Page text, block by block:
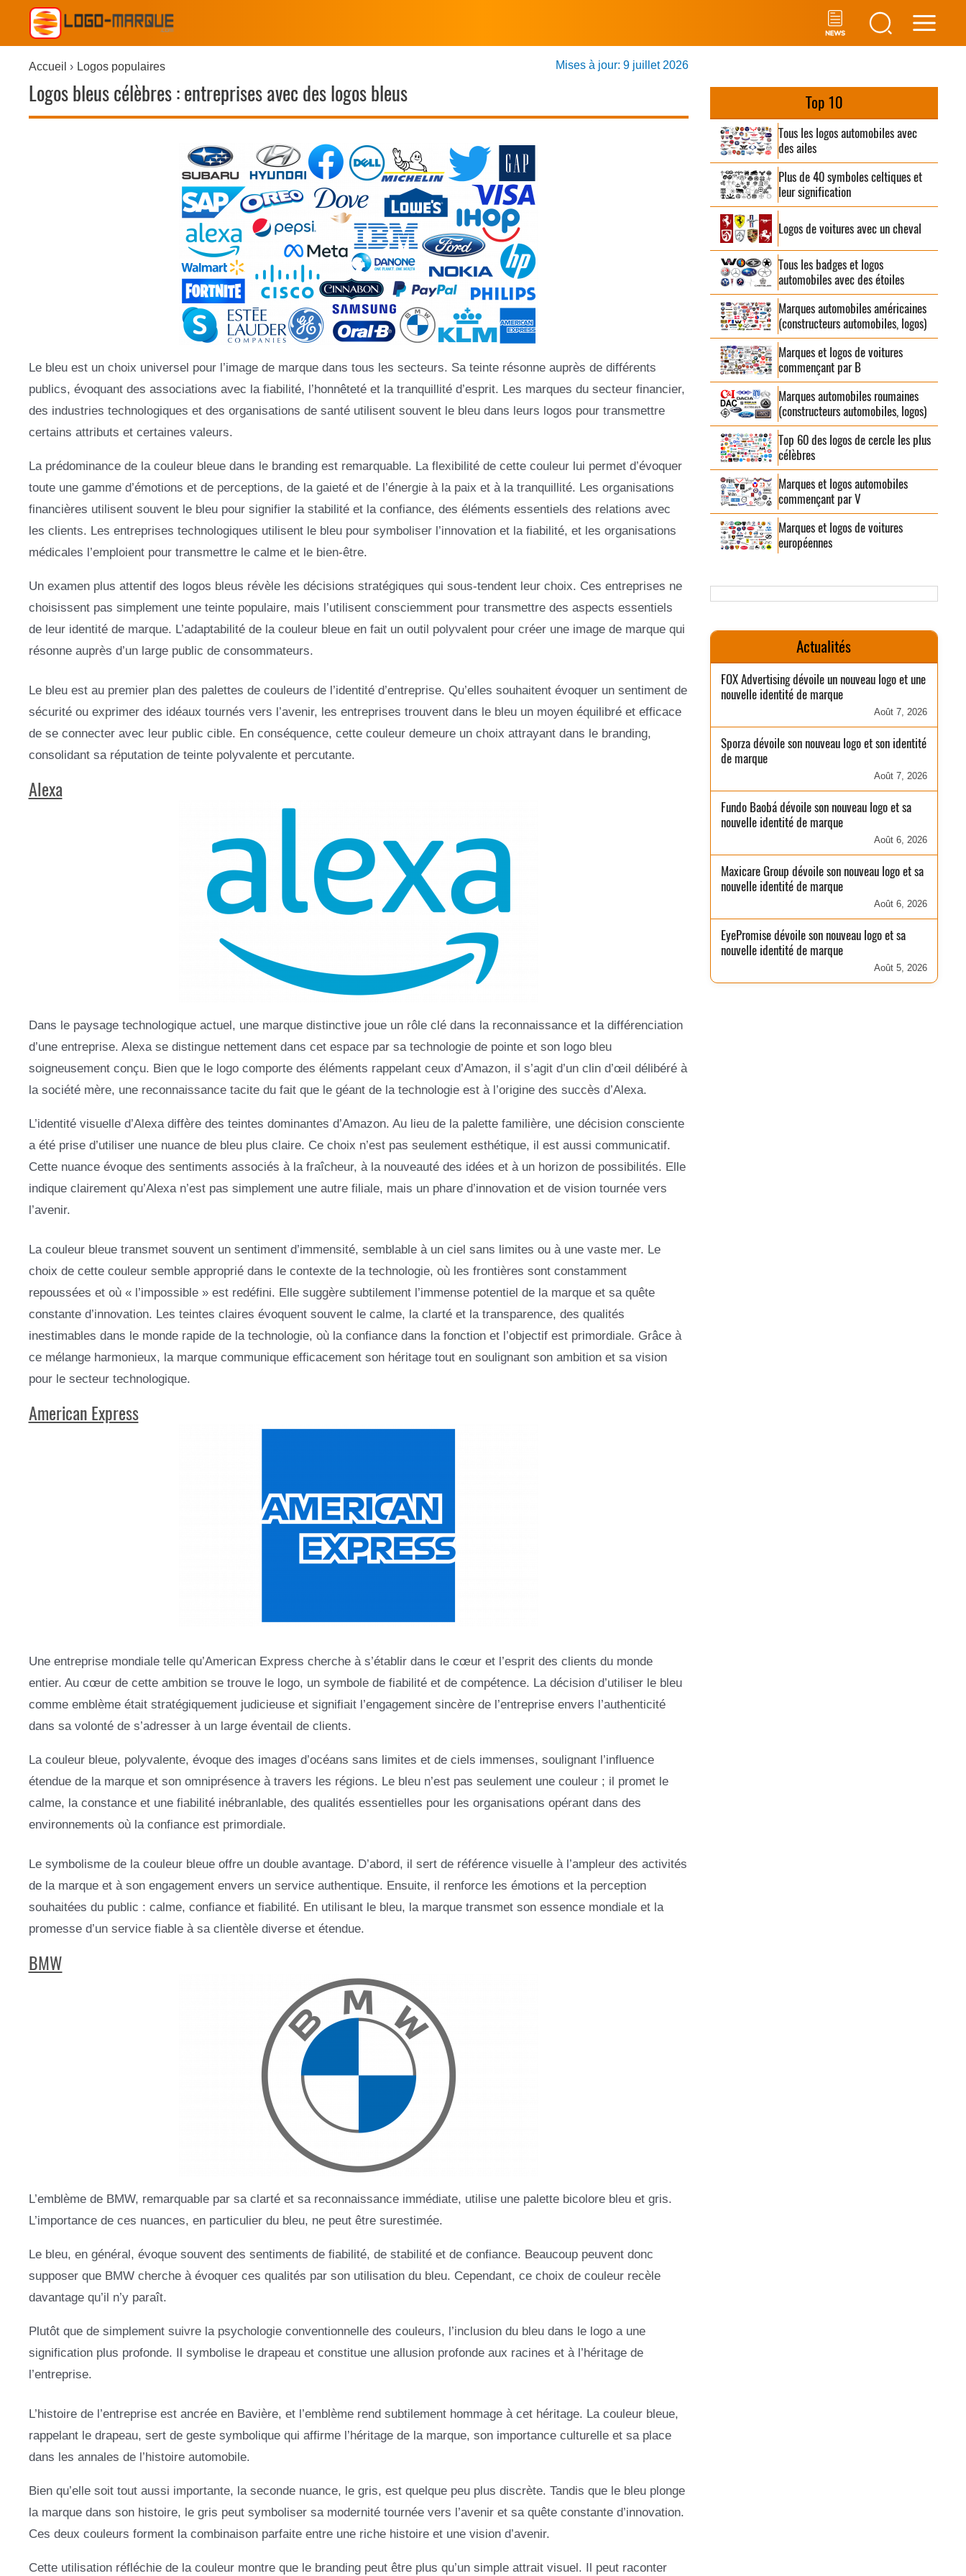
Accueil Logos populaires
Logos bleus célèbres : entreprises avec des logos bleus
Mises à jour: 9 juillet 2026
Le bleu est un choix universel pour l’image de marque dans tous les secteurs. Sa teinte résonne auprès de différents
publics, évoquant des associations avec la fiabilité, l’honnêteté et la tranquillité d’esprit. Les marques du secteur financier,
des industries technologiques et des organisations de santé utilisent souvent le bleu dans leurs logos pour transmettre
certains attributs et certaines valeurs.
La prédominance de la couleur bleue dans le branding est remarquable. La flexibilité de cette couleur lui permet d’évoquer
toute une gamme d’émotions et de perceptions, de la gaieté et de l’énergie à la paix et à la tranquillité. Les organisations
financières utilisent souvent le bleu pour signifier la stabilité et la confiance, des éléments essentiels des relations avec
les clients. Les entreprises technologiques utilisent le bleu pour symboliser l’innovation et la fiabilité, et les organisations
médicales l’emploient pour transmettre le calme et le bien-être.
Un examen plus attentif des logos bleus révèle les décisions stratégiques qui sous-tendent leur choix. Ces entreprises ne
choisissent pas simplement une teinte populaire, mais l’utilisent consciemment pour transmettre des aspects essentiels
de leur identité de marque. L’adaptabilité de la couleur bleue en fait un outil polyvalent pour créer une image de marque qui
résonne auprès d’un large public de consommateurs.
Le bleu est au premier plan des palettes de couleurs de l’identité d’entreprise. Qu’elles souhaitent évoquer un sentiment de
sécurité ou exprimer des idéaux tournés vers l’avenir, les entreprises trouvent dans le bleu un moyen équilibré et efficace
de se connecter avec leur public cible. En conséquence, cette couleur demeure un choix attrayant dans le branding,
consolidant sa réputation de teinte polyvalente et percutante.
Alexa
Dans le paysage technologique actuel, une marque distinctive joue un rôle clé dans la reconnaissance et la différenciation
d’une entreprise. Alexa se distingue nettement dans cet espace par sa technologie de pointe et son logo bleu
soigneusement conçu. Bien que le logo comporte des éléments rappelant ceux d’Amazon, il s’agit d’un clin d’œil délibéré à
la société mère, une reconnaissance tacite du fait que le géant de la technologie est à l’origine des succès d’Alexa.
L’identité visuelle d’Alexa diffère des teintes dominantes d’Amazon. Au lieu de la palette familière, une décision consciente
a été prise d’utiliser une nuance de bleu plus claire. Ce choix n’est pas seulement esthétique, il est aussi communicatif.
Cette nuance évoque des sentiments associés à la fraîcheur, à la nouveauté des idées et à un horizon de possibilités. Elle
indique clairement qu’Alexa n’est pas simplement une autre filiale, mais un phare d’innovation et de vision tournée vers
l’avenir.
La couleur bleue transmet souvent un sentiment d’immensité, semblable à un ciel sans limites ou à une vaste mer. Le
choix de cette couleur semble approprié dans le contexte de la technologie, où les frontières sont constamment
repoussées et où « l’impossible » est redéfini. Elle suggère subtilement l’immense potentiel de la marque et sa quête
constante d’innovation. Les teintes claires évoquent souvent le calme, la clarté et la transparence, des qualités
inestimables dans le monde rapide de la technologie, où la confiance dans la fonction et l’objectif est primordiale. Grâce à
ce mélange harmonieux, la marque communique efficacement son héritage tout en soulignant son ambition et sa vision
pour le secteur technologique.
American Express
Une entreprise mondiale telle qu’American Express cherche à s’établir dans le cœur et l’esprit des clients du monde
entier. Au cœur de cette ambition se trouve le logo, un symbole de fiabilité et de compétence. La décision d’utiliser le bleu
comme emblème était stratégiquement judicieuse et signifiait l’engagement sincère de l’entreprise envers l’authenticité
dans sa volonté de s’adresser à un large éventail de clients.
La couleur bleue, polyvalente, évoque des images d’océans sans limites et de ciels immenses, soulignant l’influence
étendue de la marque et son omniprésence à travers les régions. Le bleu n’est pas seulement une couleur ; il promet le
calme, la constance et une fiabilité inébranlable, des qualités essentielles pour les organisations opérant dans des
environnements où la confiance est primordiale.
Le symbolisme de la couleur bleue offre un double avantage. D’abord, il sert de référence visuelle à l’ampleur des activités
de la marque et à son engagement envers un service authentique. Ensuite, il renforce les émotions et la perception
souhaitées du public : calme, confiance et fiabilité. En utilisant le bleu, la marque transmet son essence mondiale et la
promesse d’un service fiable à sa clientèle diverse et étendue.
BMW
L’emblème de BMW, remarquable par sa clarté et sa reconnaissance immédiate, utilise une palette bicolore bleu et gris.
L’importance de ces nuances, en particulier du bleu, ne peut être surestimée.
Le bleu, en général, évoque souvent des sentiments de fiabilité, de stabilité et de confiance. Beaucoup peuvent donc
supposer que BMW cherche à évoquer ces qualités par son utilisation du bleu. Cependant, ce choix de couleur recèle
davantage qu’il n’y paraît.
Plutôt que de simplement suivre la psychologie conventionnelle des couleurs, l’inclusion du bleu dans le logo a une
signification plus profonde. Il symbolise le drapeau et constitue une allusion profonde aux racines et à l’héritage de
l’entreprise.
L’histoire de l’entreprise est ancrée en Bavière, et l’emblème rend subtilement hommage à cet héritage. La couleur bleue,
rappelant le drapeau, sert de geste symbolique qui affirme l’héritage de la marque, son importance culturelle et sa place
dans les annales de l’histoire automobile.
Bien qu’elle soit tout aussi importante, la seconde nuance, le gris, est quelque peu plus discrète. Tandis que le bleu plonge
la marque dans son histoire, le gris peut symboliser sa modernité tournée vers l’avenir et sa quête constante d’innovation.
Ces deux couleurs forment la combinaison parfaite entre une riche histoire et une vision d’avenir.
Cette utilisation réfléchie de la couleur montre que le branding peut être plus qu’un simple attrait visuel. Il peut raconter
Top 10
Tous les logos automobiles avec
des ailes
Plus de 40 symboles celtiques et
leur signification
Logos de voitures avec un cheval
Tous les badges et logos
automobiles avec des étoiles
Marques automobiles américaines
(constructeurs automobiles, logos)
Marques et logos de voitures
commençant par B
Marques automobiles roumaines
(constructeurs automobiles, logos)
Top 60 des logos de cercle les plus
célèbres
Marques et logos automobiles
commençant par V
Marques et logos de voitures
européennes
Actualités
FOX Advertising dévoile un nouveau logo et une
nouvelle identité de marque
Août 7, 2026
Sporza dévoile son nouveau logo et son identité
de marque
Août 7, 2026
Fundo Baobá dévoile son nouveau logo et sa
nouvelle identité de marque
Août 6, 2026
Maxicare Group dévoile son nouveau logo et sa
nouvelle identité de marque
Août 6, 2026
EyePromise dévoile son nouveau logo et sa
nouvelle identité de marque
Août 5, 2026